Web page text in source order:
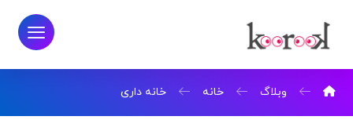
وبلاگ خانه خانه داری